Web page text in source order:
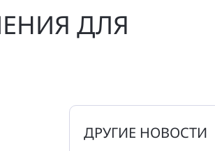
ДЛЯ
ДРУГИЕ НОВОСТИ